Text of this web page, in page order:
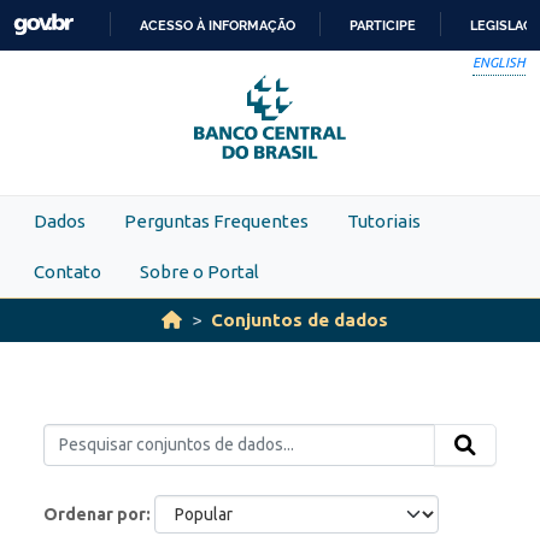
Skip to main content
PARA
O
CONTEÚDO
ACESSO À INFORMAÇÃO PARTICIPE
ENGLISH
Dados Perguntas Frequentes Tutoriais
Contato Sobre o Portal
Conjuntos de dados
Ordenar por